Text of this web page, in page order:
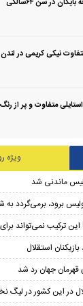
در سن ۶۴سالگی
نیکی کریمی در لندن
متفاوت و پر از
ویژه
ماندنی شد
برود، برمی‌گردد
ترکیب نمی‌تواند
استقلال
قهرمان جهان رد شد